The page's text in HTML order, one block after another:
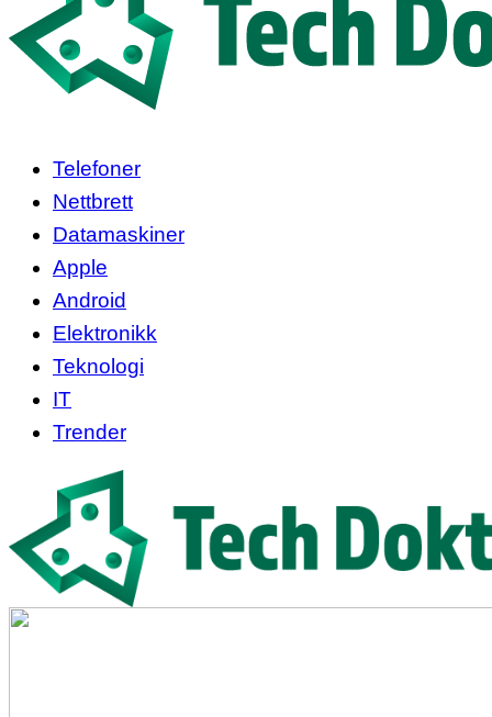
Telefoner
Nettbrett
Datamaskiner
Apple
Android
Elektronikk
Teknologi
IT
Trender